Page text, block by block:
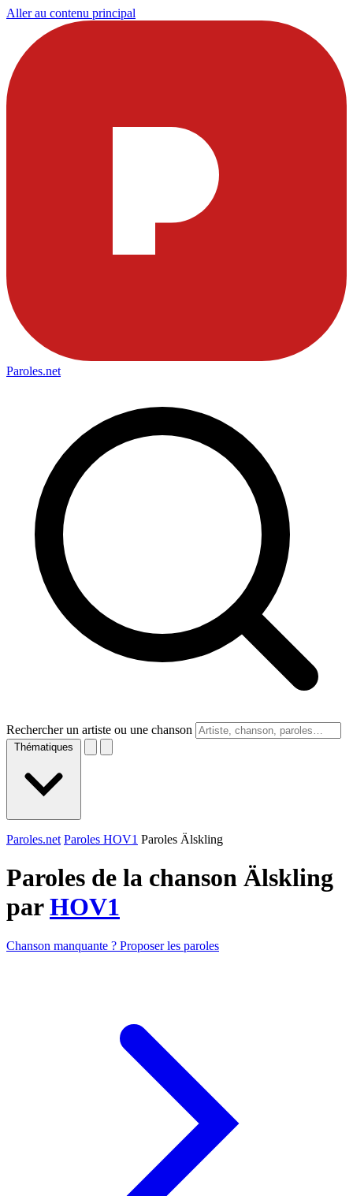
Aller au contenu principal
Paroles.net
Rechercher un artiste ou une chanson
Thématiques
Paroles.net Paroles HOV1 Paroles Älskling
Paroles de la chanson Älskling
parHOV1
Chanson manquante ? Proposer les paroles